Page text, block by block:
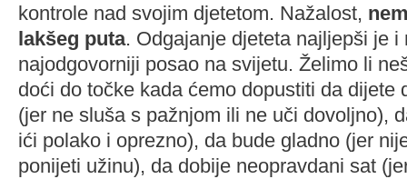
kontrole nad svojim djetetom. Nažalost,
lakšeg puta. Odgajanje djeteta najljepši je i
najodgovorniji posao na svijetu. Želimo li
doći do točke kada ćemo dopustiti da dijete
(jer ne sluša s pažnjom ili ne uči dovoljno),
ići polako i oprezno), da bude gladno (jer
ponijeti užinu), da dobije neopravdani sat